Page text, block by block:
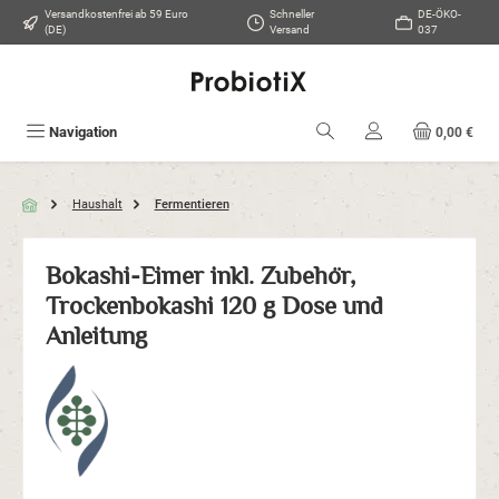
Zum Hauptinhalt springen
Versandkostenfrei ab 59 Euro
(DE)
Schneller
Versand
DE-ÖKO-
037
Navigation 0,00 €
Haushalt Fermentieren
Bokashi-Eimer inkl. Zubehör,
Trockenbokashi 120 g Dose und
Anleitung